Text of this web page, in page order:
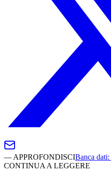
— APPROFONDISCIBanca dati:
CONTINUA A LEGGERE